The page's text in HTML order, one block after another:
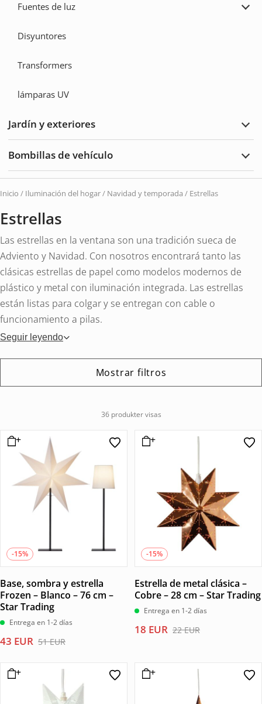
Fuentes de luz
Disyuntores
Transformers
lámparas UV
Jardín y exteriores
Bombillas de vehículo
de
Inicio / Iluminación del hogar/ Navidad y temporada / Estrellas
Estrellas
Las estrellas en la ventana son una tradición sueca de
Adviento y Navidad. Con nosotros encontrará tanto las
clásicas estrellas de papel como modelos modernos de
plástico y metal con iluminación integrada. Las estrellas
están listas para colgar y se entregan con cable o
funcionamiento a pilas.
Seguir leyendo
Mostrar filtros
36 produkter visas
-15%
Base, sombra y estrella
Frozen – Blanco – 76 cm –
Star Trading
Entrega en 1-2 días
51EUR
El
original
era:
43 EUR
El
actual
es:
-15%
Estrella de metal clásica –
Cobre – 28 cm – Star Trading
Entrega en 1-2 días
22EUR
El
era:
22 EUR.
18 EUR
El
es:
18 EUR.